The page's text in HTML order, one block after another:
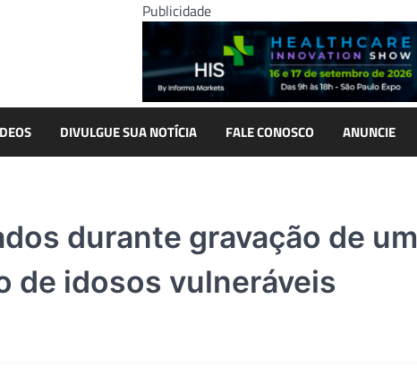
Publicidade
DIVULGUE SUA NOTÍCIA FALE CONOSCO ANUNCIE
durante gravação de um
de idosos vulneráveis